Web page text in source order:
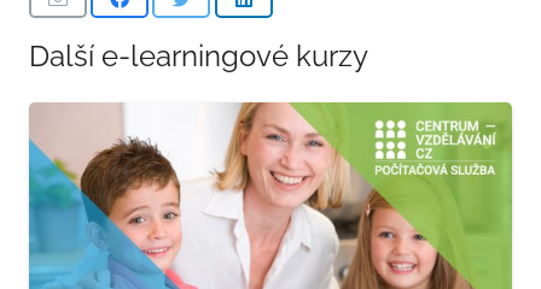
Další e-learningové kurzy